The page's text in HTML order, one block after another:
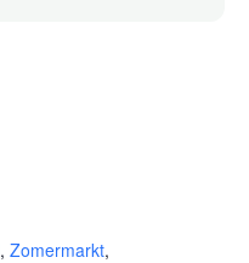
, Zomermarkt,